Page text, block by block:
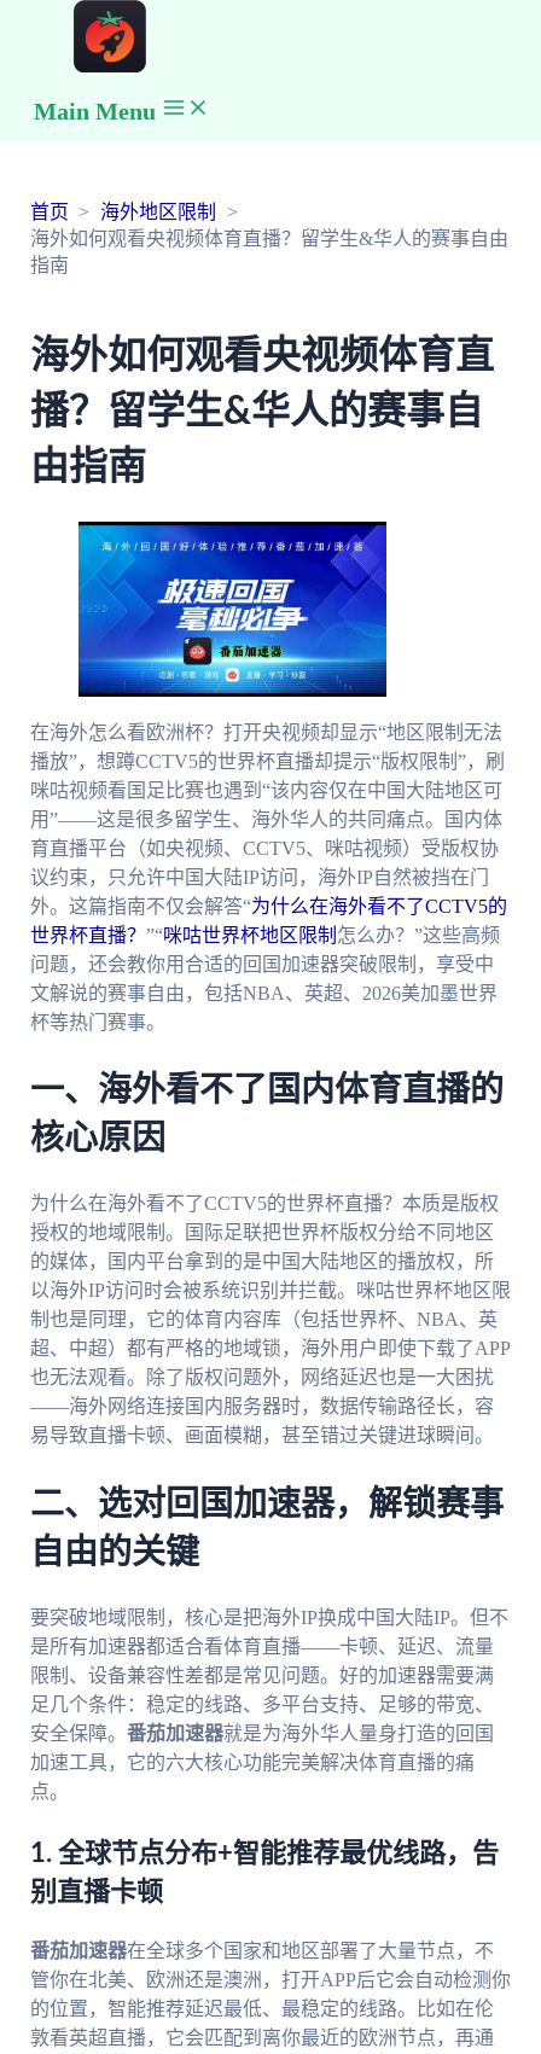
Main Menu
首页
海外地区限制
海外如何观看央视频体育直播？留学生&华人的赛事自由
指南
海外如何观看央视频体育直
播？留学生&华人的赛事自
由指南
在海外怎么看欧洲杯？打开央视频却显示“地区限制无法
播放”，想蹲CCTV5的世界杯直播却提示“版权限制”，刷
咪咕视频看国足比赛也遇到“该内容仅在中国大陆地区可
用”——这是很多留学生、海外华人的共同痛点。国内体
育直播平台（如央视频、CCTV5、咪咕视频）受版权协
议约束，只允许中国大陆IP访问，海外IP自然被挡在门
外。这篇指南不仅会解答“为什么在海外看不了CCTV5的
世界杯直播？ ”“咪咕世界杯地区限制 怎么办？”这些高频
问题，还会教你用合适的回国加速器突破限制，享受中
文解说的赛事自由，包括NBA、英超、2026美加墨世界
杯等热门赛事。
一、海外看不了国内体育直播的
核心原因
为什么在海外看不了CCTV5的世界杯直播？本质是版权
授权的地域限制。国际足联把世界杯版权分给不同地区
的媒体，国内平台拿到的是中国大陆地区的播放权，所
以海外IP访问时会被系统识别并拦截。咪咕世界杯地区限
制也是同理，它的体育内容库（包括世界杯、NBA、英
超、中超）都有严格的地域锁，海外用户即使下载了APP
也无法观看。除了版权问题外，网络延迟也是一大困扰
——海外网络连接国内服务器时，数据传输路径长，容
易导致直播卡顿、画面模糊，甚至错过关键进球瞬间。
二、选对回国加速器，解锁赛事
自由的关键
要突破地域限制，核心是把海外IP换成中国大陆IP。但不
是所有加速器都适合看体育直播——卡顿、延迟、流量
限制、设备兼容性差都是常见问题。好的加速器需要满
足几个条件：稳定的线路、多平台支持、足够的带宽、
安全保障。 番茄加速器就是为海外华人量身打造的回国
加速工具，它的六大核心功能完美解决体育直播的痛
点。
1. 全球节点分布+智能推荐最优线路，告
别直播卡顿
番茄加速器在全球多个国家和地区部署了大量节点，不
管你在北美、欧洲还是澳洲，打开APP后它会自动检测你
的位置，智能推荐延迟最低、最稳定的线路。比如在伦
敦看英超直播，它会匹配到离你最近的欧洲节点，再通